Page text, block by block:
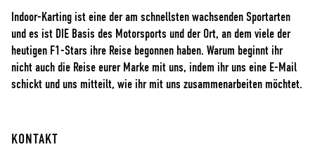
Indoor-Karting ist eine der am schnellsten wachsenden Sportarten
und es ist DIE Basis des Motorsports und der Ort, an dem viele der
heutigen F1-Stars ihre Reise begonnen haben. Warum beginnt ihr
nicht auch die Reise eurer Marke mit uns, indem ihr uns eine E-Mail
schickt und uns mitteilt, wie ihr mit uns zusammenarbeiten möchtet.
KONTAKT